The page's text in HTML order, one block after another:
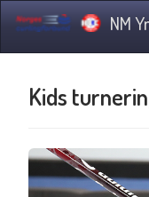
NM
Kids